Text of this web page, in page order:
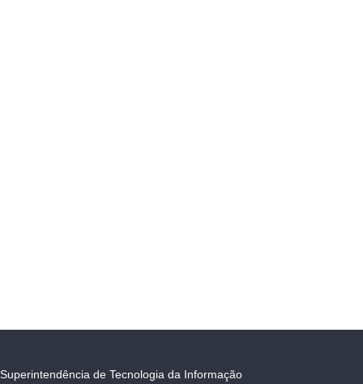
Superintendência de Tecnologia da Informação